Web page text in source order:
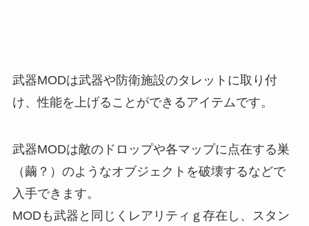
武器MODは武器や防衛施設のタレットに取り付
け、性能を上げることができるアイテムです。
武器MODは敵のドロップや各マップに点在する巣
（繭？）のようなオブジェクトを破壊するなどで
入手できます。
MODも武器と同じくレアリティｇ存在し、スタン